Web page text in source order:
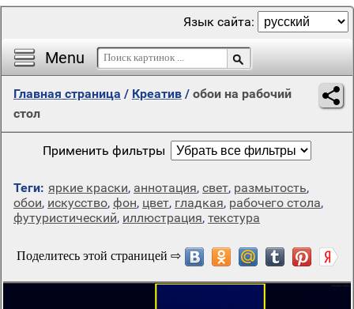
Menu
Язык сайта:
Главная страница / Креатив / обои на рабочий
стол
Применить фильтры
Теги: яркие краски, аннотация, свет, размытость,
обои, искусство, фон, цвет, гладкая, рабочего стола,
футуристический, иллюстрация, текстура